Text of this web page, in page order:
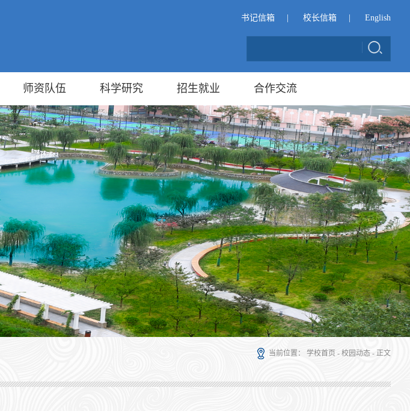
书记信箱 校长信箱 English
师资队伍 科学研究 招生就业 合作交流
当前位置： 学校首页 - 校园动态 - 正文